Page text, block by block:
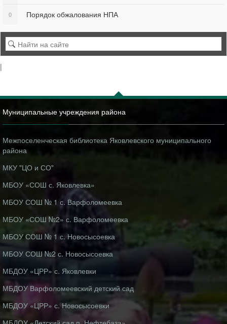
Порядок обжалования НПА
0
|
Муниципальные учреждения района
Межпоселенческая библиотека Яковлевского муниципального
района
МКУ "ЦО и СО"
МБОУ «СОШ с. Яковлевка»
МБОУ СОШ № 1 с. Варфоломеевка
МБОУ «СОШ №2» с. Варфоломеевка
МБОУ СОШ № 1 с. Новосысоевка
МБОУ СОШ №2 с. Новосысоевка
МБДОУ «ЦРР» с. Яковлевки
МБДОУ Варфоломеевский детский сад
МБДОУ «ЦРР» с. Новосысоевки